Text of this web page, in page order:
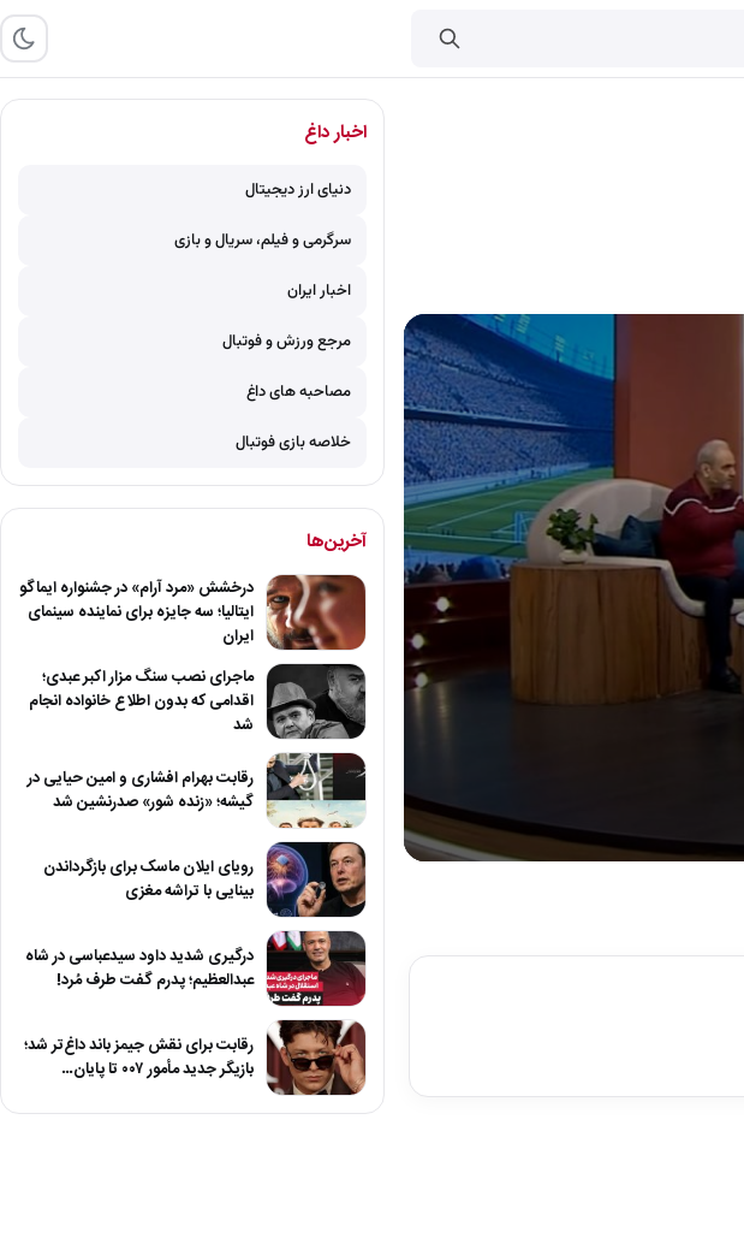
45
اخبار داغ
دنیای ارز دیجیتال
سرگرمی و فیلم، سریال و بازی
اخبار ایران
مرجع ورزش و فوتبال
مصاحبه های داغ
خلاصه بازی فوتبال
آخرین‌ها
درخشش «مرد آرام» در جشنواره ایماگو
ایتالیا؛ سه جایزه برای نماینده سینمای
ایران
ماجرای نصب سنگ مزار اکبر عبدی؛
اقدامی که بدون اطلاع خانواده انجام
شد
رقابت بهرام افشاری و امین حیایی در
گیشه؛ «زنده شور» صدرنشین شد
رویای ایلان ماسک برای بازگرداندن
بینایی با تراشه مغزی
درگیری شدید داود سیدعباسی در شاه
عبدالعظیم؛ پدرم گفت طرف مُرد!
رقابت برای نقش جیمز باند داغ‌تر شد؛
بازیگر جدید مأمور ۰۰۷ تا پایان…